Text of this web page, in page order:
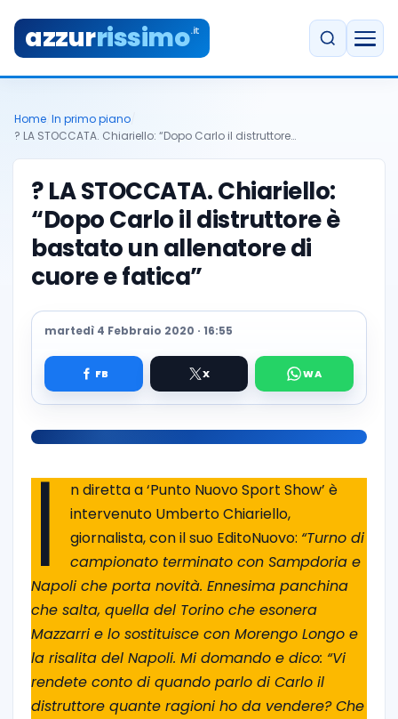
azzurrissimo.it
Home In primo piano
? LA STOCCATA. Chiariello: “Dopo Carlo il distruttore…
? LA STOCCATA. Chiariello:
“Dopo Carlo il distruttore è
bastato un allenatore di
cuore e fatica”
martedì 4 Febbraio 2020 · 16:55
I
n diretta a ‘Punto Nuovo Sport Show’ è
intervenuto Umberto Chiariello,
giornalista, con il suo EditoNuovo: “Turno di
campionato terminato con Sampdoria e
Napoli che porta novità. Ennesima panchina
che salta, quella del Torino che esonera
Mazzarri e lo sostituisce con Morengo Longo e
la risalita del Napoli. Mi domando e dico: “Vi
rendete conto di quando parlo di Carlo il
distruttore quante ragioni ho da vendere? Che